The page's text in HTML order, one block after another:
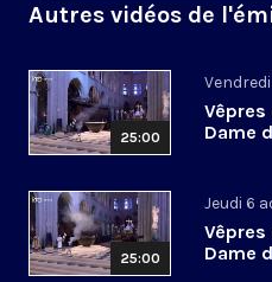
Autres vidéos de
25:00
Dame
25:00
Jeudi 6
Dame